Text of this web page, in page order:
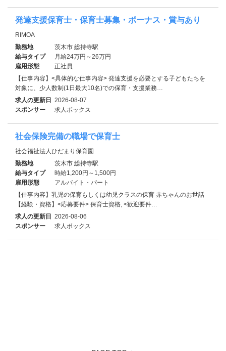
発達支援保育士・保育士募集・ボーナス・賞与あり
RIMOA
勤務地
茨木市 総持寺駅
給与タイプ
月給24万円～26万円
雇用形態
正社員
【仕事内容】<具体的な仕事内容> 発達支援を必要とする子どもたちを
対象に、少人数制(1日最大10名)での保育・支援業務…
求人の更新日 2026-08-07
スポンサー
求人ボックス
社会保険完備の職場で保育士
社会福祉法人ひだまり保育園
勤務地
茨木市 総持寺駅
給与タイプ
時給1,200円～1,500円
雇用形態
アルバイト・パート
【仕事内容】乳児の保育もしくは幼児クラスの保育 赤ちゃんのお世話
【経験・資格】<応募要件> 保育士資格, <歓迎要件…
求人の更新日 2026-08-06
スポンサー
求人ボックス